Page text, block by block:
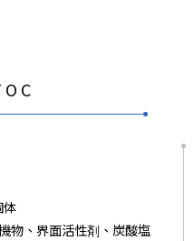
、界面活性剤、炭酸塩